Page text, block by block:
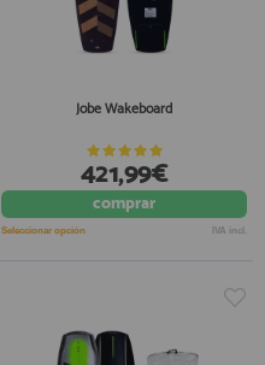
Jobe Wakeboard
421,99€
comprar
Seleccionar opción IVA incl.